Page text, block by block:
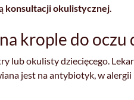
konsultacji okulistycznej.
krople do oczu
lub okulisty dziecięcego.
jest na antybiotyk, w alergii